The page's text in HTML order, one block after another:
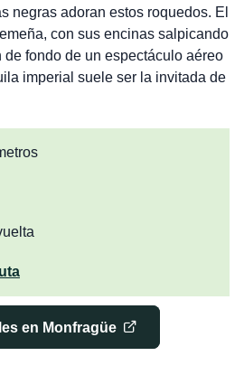
negras adoran estos roquedos. El
con sus encinas salpicando
fondo de un espectáculo aéreo
imperial suele ser la invitada de
en Monfragüe